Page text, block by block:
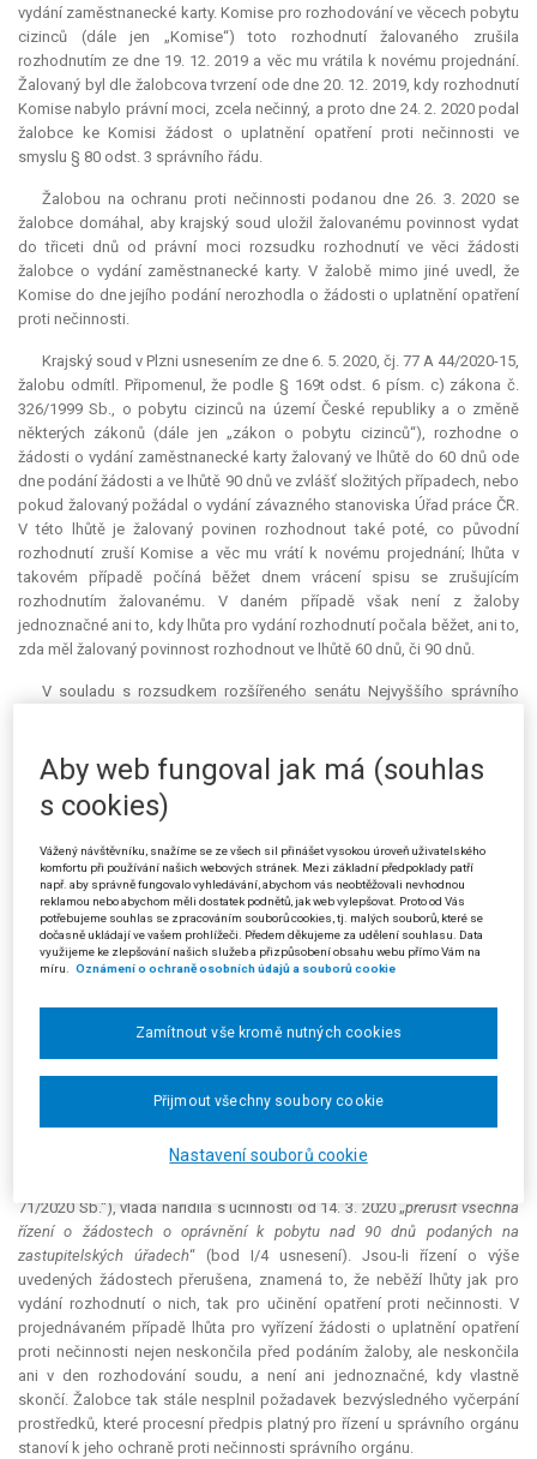
vydání zaměstnanecké karty. Komise pro rozhodování ve věcech pobytu
cizinců (dále jen „Komise“) toto rozhodnutí žalovaného zrušila
rozhodnutím ze dne 19. 12. 2019 a věc mu vrátila k novému projednání.
Žalovaný byl dle žalobcova tvrzení ode dne 20. 12. 2019, kdy rozhodnutí
Komise nabylo právní moci, zcela nečinný, a proto dne 24. 2. 2020 podal
žalobce ke Komisi žádost o uplatnění opatření proti nečinnosti ve
smyslu § 80 odst. 3 správního řádu.
Žalobou na ochranu proti nečinnosti podanou dne 26. 3. 2020 se
žalobce domáhal, aby krajský soud uložil žalovanému povinnost vydat
do třiceti dnů od právní moci rozsudku rozhodnutí ve věci žádosti
žalobce o vydání zaměstnanecké karty. V žalobě mimo jiné uvedl, že
Komise do dne jejího podání nerozhodla o žádosti o uplatnění opatření
proti nečinnosti.
Krajský soud v Plzni usnesením ze dne 6. 5. 2020, čj. 77 A 44/2020-15,
žalobu odmítl. Připomenul, že podle § 169t odst. 6 písm. c) zákona č.
326/1999 Sb., o pobytu cizinců na území České republiky a o změně
některých zákonů (dále jen „zákon o pobytu cizinců“), rozhodne o
žádosti o vydání zaměstnanecké karty žalovaný ve lhůtě do 60 dnů ode
dne podání žádosti a ve lhůtě 90 dnů ve zvlášť složitých případech, nebo
pokud žalovaný požádal o vydání závazného stanoviska Úřad práce ČR.
V této lhůtě je žalovaný povinen rozhodnout také poté, co původní
rozhodnutí zruší Komise a věc mu vrátí k novému projednání; lhůta v
takovém případě počíná běžet dnem vrácení spisu se zrušujícím
rozhodnutím žalovanému. V daném případě však není z žaloby
jednoznačné ani to, kdy lhůta pro vydání rozhodnutí počala běžet, ani to,
zda měl žalovaný povinnost rozhodnout ve lhůtě 60 dnů, či 90 dnů.
V souladu s rozsudkem rozšířeného senátu Nejvyššího správního
d) s. ř. s. Žalobce totiž podle krajského soudu bezvýsledně nevyčerpal
prostředky, které procesní předpis stanoví k jeho ochraně proti
nečinnosti správního orgánu (§ 79 odst. 1 věty první s. ř. s.); tímto
nečinnosti podle § 80 odst. 3 s. ř.
Vzhledem k tomu, že na učinění opatření proti nečinnosti lze
analogicky použít lhůtu pro vydání rozhodnutí podle § 71 správního
řádu, soud konstatoval, že dokud marně neuplyne lhůta 30 dnů ode dne,
kdy žádost o uplatnění opatření proti nečinnosti došla nadřízenému
nečinnosti za bezvýsledně vyčerpaný. Soud upozornil na skutečnost, že
za normálního stavu by Komise měla uplatnit opatření proti nečinnosti
Usnesením vlády ČR ze dne 12. 3. 2020, č. 198, o přijetí krizového
71/2020 Sb.“), vláda nařídila s účinností od 14. 3. 2020 „přerušit všechna
řízení o žádostech o oprávnění k pobytu nad 90 dnů podaných na
zastupitelských úřadech“ (bod I/4 usnesení). Jsou-li řízení o výše
uvedených žádostech přerušena, znamená to, že neběží lhůty jak pro
vydání rozhodnutí o nich, tak pro učinění opatření proti nečinnosti. V
projednávaném případě lhůta pro vyřízení žádosti o uplatnění opatření
proti nečinnosti nejen neskončila před podáním žaloby, ale neskončila
ani v den rozhodování soudu, a není ani jednoznačné, kdy vlastně
skončí. Žalobce tak stále nesplnil požadavek bezvýsledného vyčerpání
prostředků, které procesní předpis platný pro řízení u správního orgánu
stanoví k jeho ochraně proti nečinnosti správního orgánu.
Aby web fungoval jak má (souhlas
s cookies)
Vážený návštěvníku, snažíme se ze všech sil přinášet vysokou úroveň uživatelského
komfortu při používání našich webových stránek. Mezi základní předpoklady patří
např. aby správně fungovalo vyhledávání, abychom vás neobtěžovali nevhodnou
reklamou nebo abychom měli dostatek podnětů, jak web vylepšovat. Proto od Vás
potřebujeme souhlas se zpracováním souborů cookies, tj. malých souborů, které se
dočasně ukládají ve vašem prohlížeči. Předem děkujeme za udělení souhlasu. Data
využijeme ke zlepšování našich služeb a přizpůsobení obsahu webu přímo Vám na
míru.
Oznámení o ochraně osobních údajů a souborů cookie
Nastavení souborů cookie
Zamítnout vše kromě nutných cookies
Přijmout všechny soubory cookie